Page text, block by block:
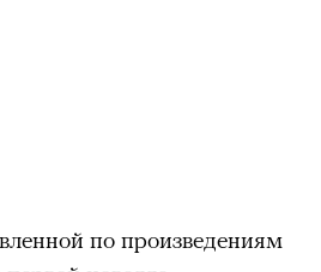
по произведениям